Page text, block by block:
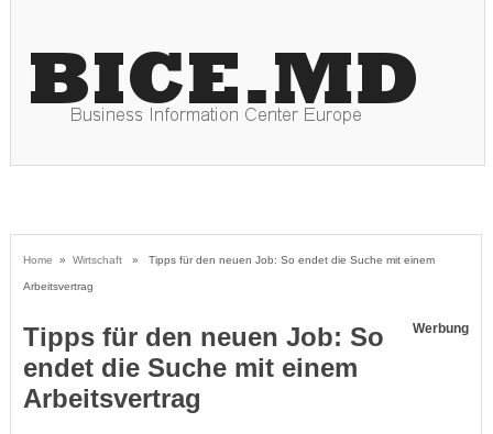
Home » Wirtschaft» Tipps für den neuen Job: So endet die Suche mit einem
Arbeitsvertrag
Tipps für den neuen Job: So
endet die Suche mit einem
Arbeitsvertrag
Werbung